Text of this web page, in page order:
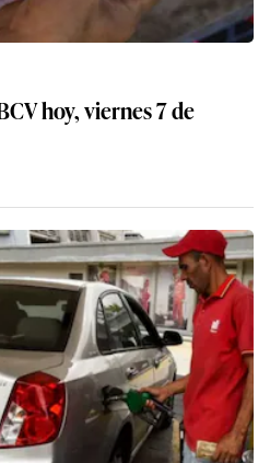
hoy, viernes 7 de